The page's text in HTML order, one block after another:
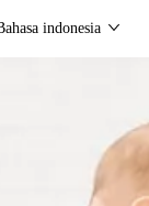
indonesia